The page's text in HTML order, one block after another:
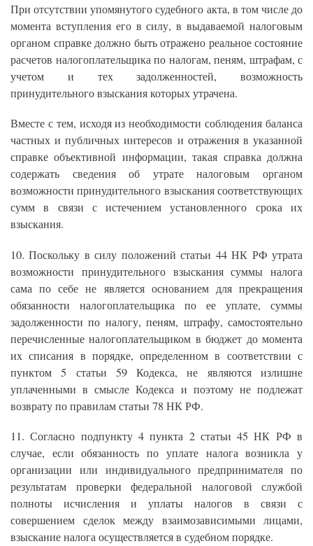
При отсутствии упомянутого судебного акта, в том числе до
момента вступления его в силу, в выдаваемой налоговым
органом справке должно быть отражено реальное состояние
расчетов налогоплательщика по налогам, пеням, штрафам, с
учетом и тех задолженностей, возможность
принудительного взыскания которых утрачена.
Вместе с тем, исходя из необходимости соблюдения баланса
частных и публичных интересов и отражения в указанной
справке объективной информации, такая справка должна
содержать сведения об утрате налоговым органом
возможности принудительного взыскания соответствующих
сумм в связи с истечением установленного срока их
взыскания.
10. Поскольку в силу положений статьи 44 НК РФ утрата
возможности принудительного взыскания суммы налога
сама по себе не является основанием для прекращения
обязанности налогоплательщика по ее уплате, суммы
задолженности по налогу, пеням, штрафу, самостоятельно
перечисленные налогоплательщиком в бюджет до момента
их списания в порядке, определенном в соответствии с
пунктом 5 статьи 59 Кодекса, не являются излишне
уплаченными в смысле Кодекса и поэтому не подлежат
возврату по правилам статьи 78 НК РФ.
11. Согласно подпункту 4 пункта 2 статьи 45 НК РФ в
случае, если обязанность по уплате налога возникла у
организации или индивидуального предпринимателя по
результатам проверки федеральной налоговой службой
полноты исчисления и уплаты налогов в связи с
совершением сделок между взаимозависимыми лицами,
взыскание налога осуществляется в судебном порядке.